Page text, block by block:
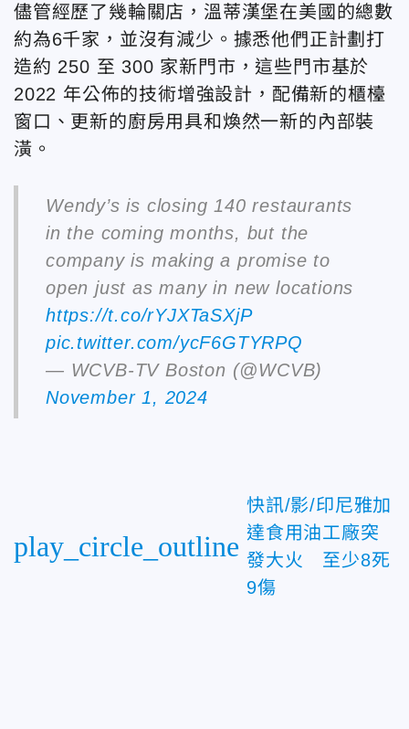
儘管經歷了幾輪關店，溫蒂漢堡在美國的總數
約為6千家，並沒有減少。據悉他們正計劃打
造約 250 至 300 家新門市，這些門市基於
2022 年公佈的技術增強設計，配備新的櫃檯
窗口、更新的廚房用具和煥然一新的內部裝
潢。
Wendy’s is closing 140 restaurants
in the coming months, but the
company is making a promise to
open just as many in new locations
https://t.co/rYJXTaSXjP
pic.twitter.com/ycF6GTYRPQ
— WCVB-TV Boston (@WCVB)
November 1, 2024
play_circle_outline
快訊/影/印尼雅加
達食用油工廠突
發大火 至少8死
9傷